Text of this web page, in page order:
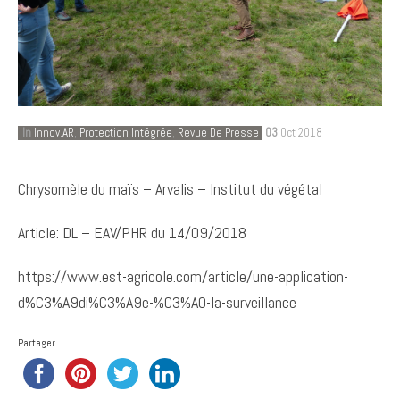
In Innov.AR, Protection Intégrée, Revue De Presse 03 Oct 2018
Chrysomèle du maïs – Arvalis – Institut du végétal
Article: DL – EAV/PHR du 14/09/2018
https://www.est-agricole.com/article/une-application-
d%C3%A9di%C3%A9e-%C3%A0-la-surveillance
Partager...